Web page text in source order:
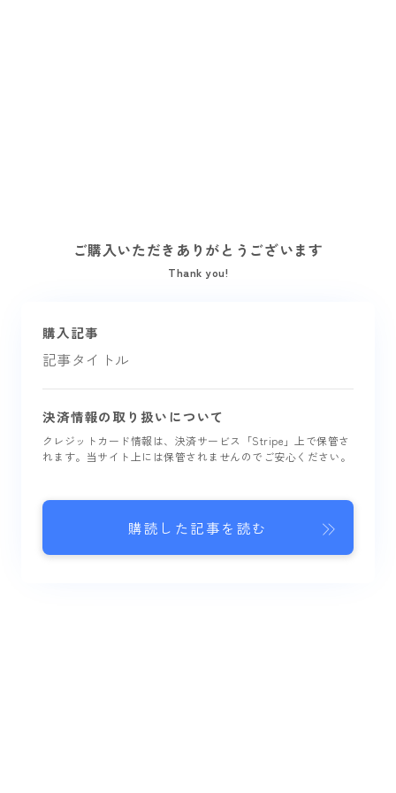
ご購入いただきありがとうございます
Thank you!
購入記事
記事タイトル
決済情報の取り扱いについて
クレジットカード情報は、決済サービス「Stripe」上で保管さ
れます。当サイト上には保管されませんのでご安心ください。
購読した記事を読む